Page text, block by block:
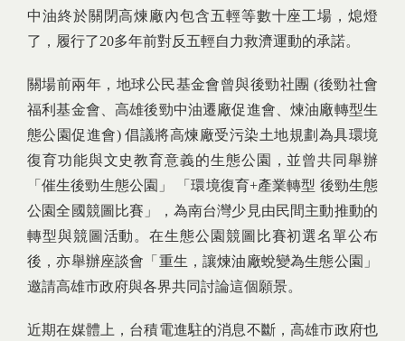
中油終於關閉高煉廠內包含五輕等數十座工場，熄燈
了，履行了20多年前對反五輕自力救濟運動的承諾。
關場前兩年，地球公民基金會曾與後勁社團 (後勁社會
福利基金會、高雄後勁中油遷廠促進會、煉油廠轉型生
態公園促進會) 倡議將高煉廠受污染土地規劃為具環境
復育功能與文史教育意義的生態公園，並曾共同舉辦
「催生後勁生態公園」 「環境復育+產業轉型 後勁生態
公園全國競圖比賽」，為南台灣少見由民間主動推動的
轉型與競圖活動。在生態公園競圖比賽初選名單公布
後，亦舉辦座談會「重生，讓煉油廠蛻變為生態公園」
邀請高雄市政府與各界共同討論這個願景。
近期在媒體上，台積電進駐的消息不斷，高雄市政府也